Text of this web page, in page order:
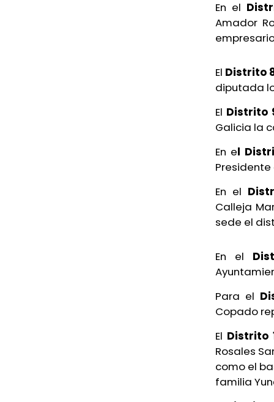
En el
Amador
El Distrito
diputada
El Distrito
Galicia la
En el
En el
Calleja
sede el
En el
Para el
Copado
El Distrito
Rosales
como el
familia